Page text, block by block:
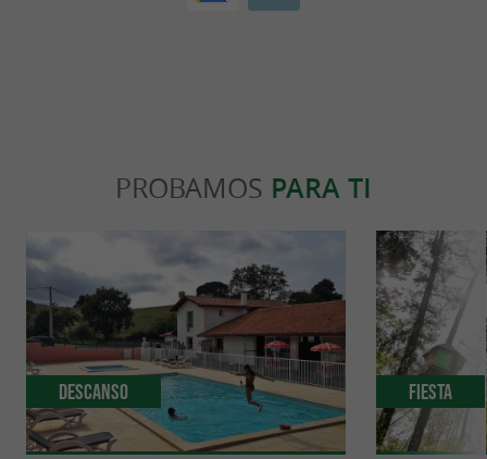
PROBAMOS PARA TI
Descanso Fiesta